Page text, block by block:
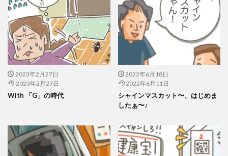
2023年2月27日
2023年2月27日
With 「G」の時代
2022年6月18日
2022年6月11日
シャインマスカット〜、はじめま
したぁ〜♪